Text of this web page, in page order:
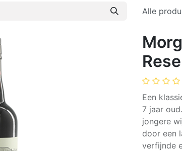
Alle
Een
7 jaar
jongere
door een
verfijnde